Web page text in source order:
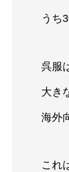
うち
呉服
大き
海外
これ